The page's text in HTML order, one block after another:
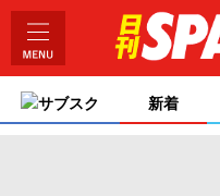
サブスク 新着